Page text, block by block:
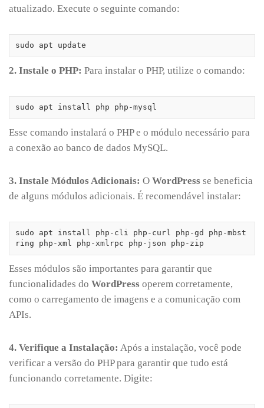
atualizado. Execute o seguinte comando:
sudo apt update
2. Instale o PHP: Para instalar o PHP, utilize o comando:
sudo apt install php php-mysql
Esse comando instalará o PHP e o módulo necessário para
a conexão ao banco de dados MySQL.
3. Instale Módulos Adicionais: O WordPress se beneficia
de alguns módulos adicionais. É recomendável instalar:
sudo apt install php-cli php-curl php-gd php-mbst
ring php-xml php-xmlrpc php-json php-zip
Esses módulos são importantes para garantir que
funcionalidades do WordPress operem corretamente,
como o carregamento de imagens e a comunicação com
APIs.
4. Verifique a Instalação: Após a instalação, você pode
verificar a versão do PHP para garantir que tudo está
funcionando corretamente. Digite: